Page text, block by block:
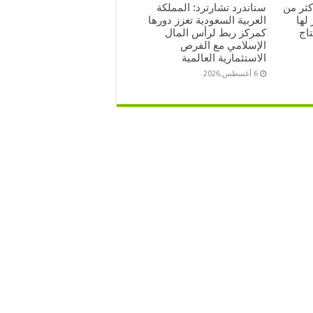
من
ستاندرد تشارترد: المملكة
العربية السعودية تعزز دورها
كمركز ربط لرأس المال
الإسلامي مع الفرص
الاستثمارية العالمية
6 أغسطس,2026